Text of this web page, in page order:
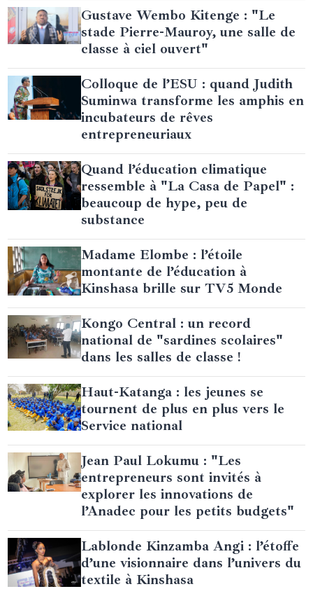
Gustave Wembo Kitenge : "Le
stade Pierre-Mauroy, une salle de
classe à ciel ouvert"
Colloque de l’ESU : quand Judith
Suminwa transforme les amphis en
incubateurs de rêves
entrepreneuriaux
Quand l’éducation climatique
ressemble à "La Casa de Papel" :
beaucoup de hype, peu de
substance
Madame Elombe : l’étoile
montante de l’éducation à
Kinshasa brille sur TV5 Monde
Kongo Central : un record
national de "sardines scolaires"
dans les salles de classe !
Haut-Katanga : les jeunes se
tournent de plus en plus vers le
Service national
Jean Paul Lokumu : "Les
entrepreneurs sont invités à
explorer les innovations de
l’Anadec pour les petits budgets"
Lablonde Kinzamba Angi : l’étoffe
d’une visionnaire dans l’univers du
textile à Kinshasa